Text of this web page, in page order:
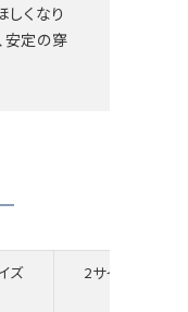
くなり
安定の穿
ズ 2サイズ